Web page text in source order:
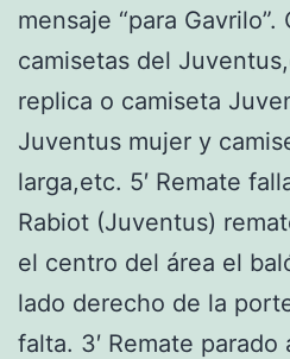
mensaje “para
camisetas del
replica o camiseta
Juventus mujer y
larga,etc. 5′ Remate
Rabiot (Juventus)
el centro del área el
lado derecho de la
falta. 3′ Remate